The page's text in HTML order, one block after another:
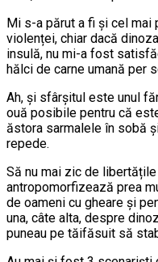
Mi s-a părut a fi și cel mai
violenței, chiar dacă
insulă, nu mi-a fost
hălci de carne umană per
Ah, și sfârșitul este unul
ouă posibile pentru că
ăstora sarmalele în sobă
repede.
Să nu mai zic de
antropomorfizează prea
de oameni cu gheare și
una, câte alta, despre
puneau pe tăifăsuit să